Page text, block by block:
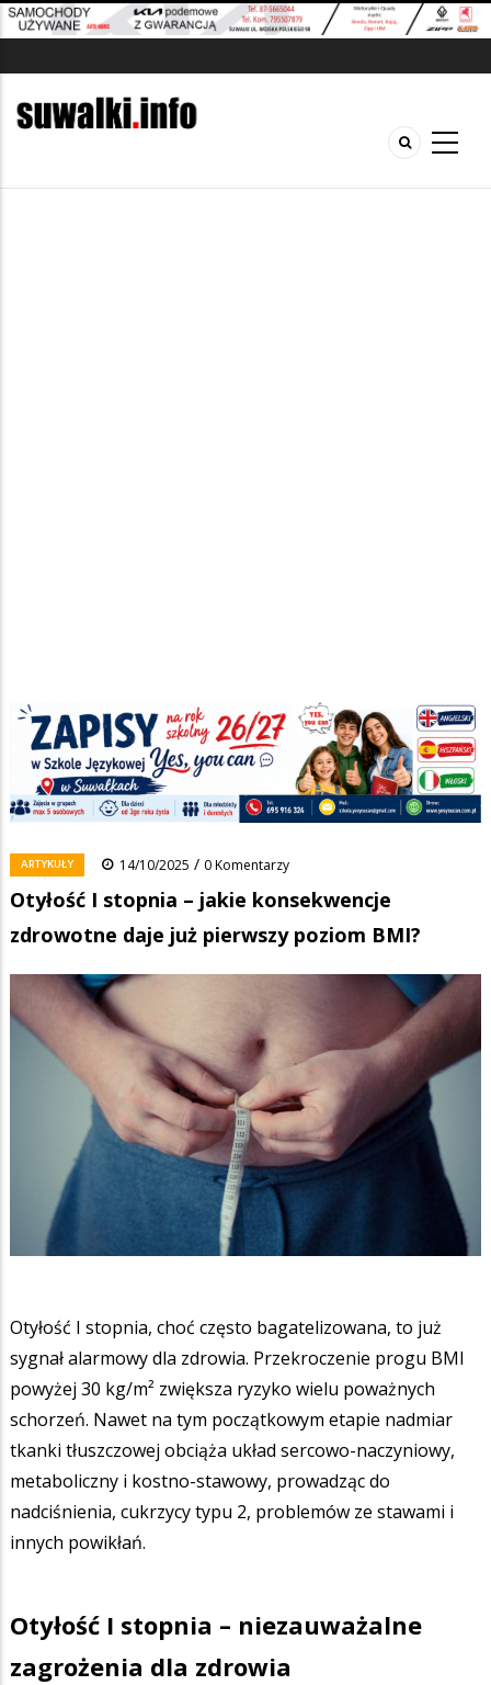
Ścieżka
nawigacyjna
Strona główna/Wiadomości /Artykuły /
Otyłość I stopnia – jakie konsekwencje zdrowotne daje już pierwszy
poziom BMI?
FacebookPinterestTumblr
0 Reddit Share
ARTYKUŁY 14/10/2025 / 0 Komentarzy
Otyłość I stopnia – jakie konsekwencje
zdrowotne daje już pierwszy poziom BMI?
Otyłość I stopnia, choć często bagatelizowana, to już
sygnał alarmowy dla zdrowia. Przekroczenie progu BMI
powyżej 30 kg/m² zwiększa ryzyko wielu poważnych
schorzeń. Nawet na tym początkowym etapie nadmiar
tkanki tłuszczowej obciąża układ sercowo-naczyniowy,
metaboliczny i kostno-stawowy, prowadząc do
nadciśnienia, cukrzycy typu 2, problemów ze stawami i
innych powikłań.
Otyłość I stopnia – niezauważalne
zagrożenia dla zdrowia